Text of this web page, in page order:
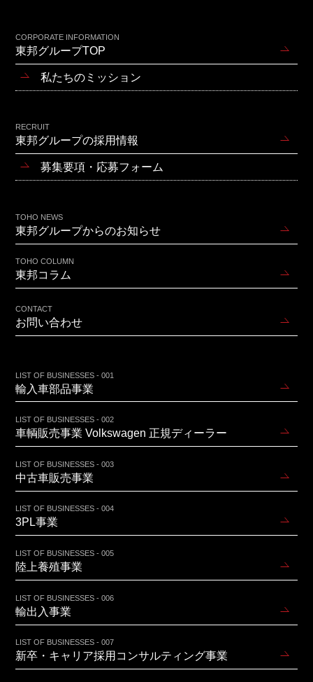
CORPORATE INFORMATION
東邦グループTOP
私たちのミッション
RECRUIT
東邦グループの採用情報
募集要項・応募フォーム
TOHO NEWS
東邦グループからのお知らせ
TOHO COLUMN
東邦コラム
CONTACT
お問い合わせ
LIST OF BUSINESSES - 001
輸入車部品事業
LIST OF BUSINESSES - 002
車輌販売事業 Volkswagen 正規ディーラー
LIST OF BUSINESSES - 003
中古車販売事業
LIST OF BUSINESSES - 004
3PL事業
LIST OF BUSINESSES - 005
陸上養殖事業
LIST OF BUSINESSES - 006
輸出入事業
LIST OF BUSINESSES - 007
新卒・キャリア採用コンサルティング事業